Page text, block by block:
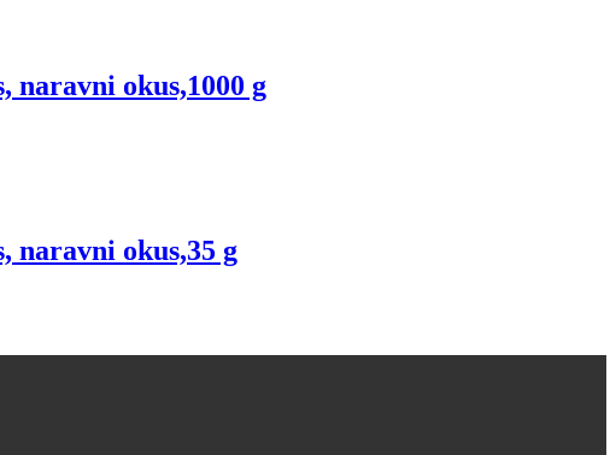
okus,1000 g
naravni okus,35 g